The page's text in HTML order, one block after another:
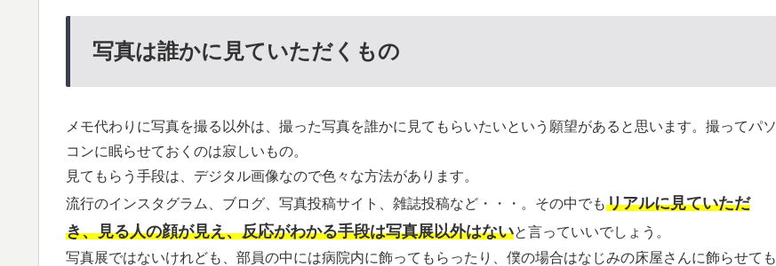
写真は誰かに見ていただくもの
メモ代わりに写真を撮る以外は、撮った写真を誰かに見てもらいたいという願望があると思います。撮ってパソ
コンに眠らせておくのは寂しいもの。
見てもらう手段は、デジタル画像なので色々な方法があります。
流行のインスタグラム、ブログ、写真投稿サイト、雑誌投稿など・・・。その中でもリアルに見ていただ
き、見る人の顔が見え、反応がわかる手段は写真展以外はないと言っていいでしょう。
写真展ではないけれども、部員の中には病院内に飾ってもらったり、僕の場合はなじみの床屋さんに飾らせても